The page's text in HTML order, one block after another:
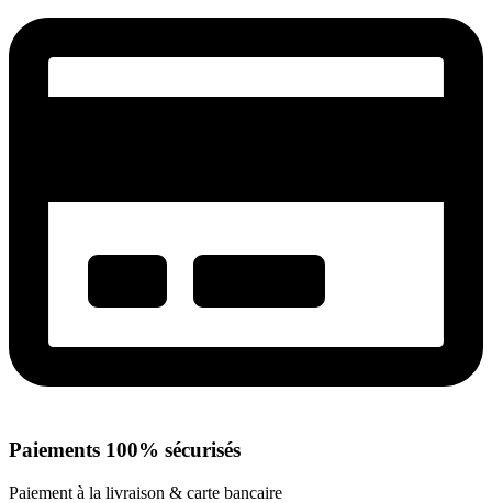
Paiements 100% sécurisés
Paiement à la livraison & carte bancaire